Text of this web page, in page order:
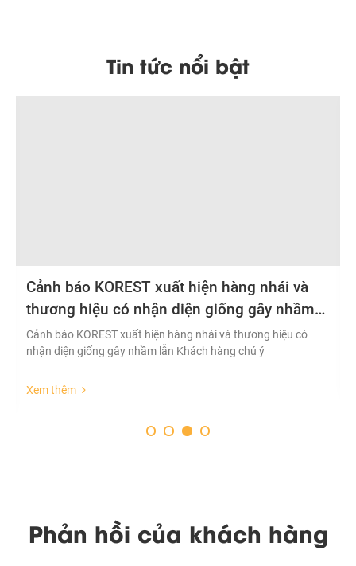
Tin tức nổi bật
Cảnh báo KOREST xuất hiện hàng nhái và
thương hiệu có nhận diện giống gây nhầm
lẫn Khách hàng chú ý
Cảnh báo KOREST xuất hiện hàng nhái và thương hiệu có
nhận diện giống gây nhầm lẫn Khách hàng chú ý
Xem thêm
Phản hồi của khách hàng